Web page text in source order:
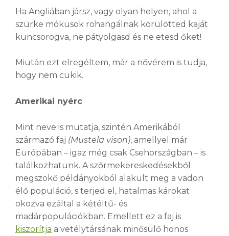
Ha Angliában jársz, vagy olyan helyen, ahol a
szürke mókusok rohangálnak körülötted kaját
kuncsorogva, ne pátyolgasd és ne etesd őket!
Miután ezt elregéltem, már a nővérem is tudja,
hogy nem cukik.
Amerikai nyérc
Mint neve is mutatja, szintén Amerikából
származó faj (Mustela vison), amellyel már
Európában – igaz még csak Csehországban – is
találkozhatunk. A szőrmekereskedésekből
megszökő példányokból alakult meg a vadon
élő populáció, s terjed el, hatalmas károkat
okozva ezáltal a kétéltű- és
madárpopulációkban. Emellett ez a faj is
kiszorítja a vetélytársának minősülő honos